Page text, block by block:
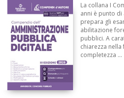
La collana I
anni è punto
prepara gli
abilitazione
pubblici. A
chiarezza
completezza ...